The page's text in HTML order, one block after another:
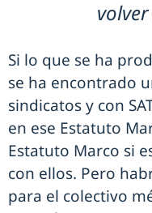
Si lo que se ha
se ha encontrado
sindicatos y con
en ese Estatuto
Estatuto Marco si
con ellos. Pero
para el colectivo